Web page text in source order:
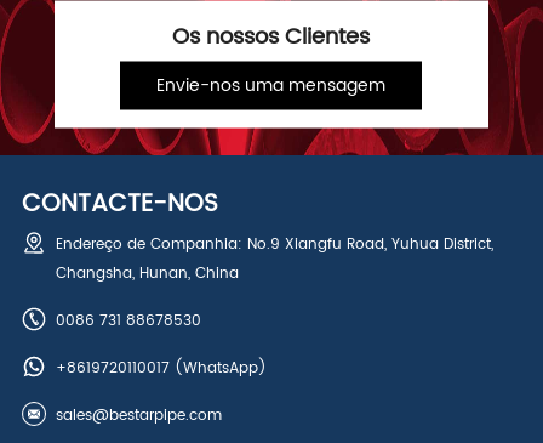
Os nossos Clientes
Envie-nos uma mensagem
CONTACTE-NOS
Endereço de Companhia: No.9 Xiangfu Road, Yuhua District,
Changsha, Hunan, China
0086 731 88678530
+8619720110017(WhatsApp)
sales@bestarpipe.com